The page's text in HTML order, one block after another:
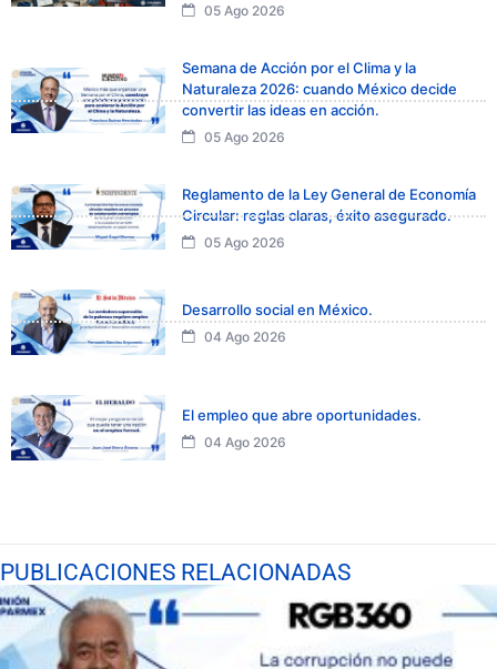
05 Ago 2026
Semana de Acción por el Clima y la
Naturaleza 2026: cuando México decide
convertir las ideas en acción.
05 Ago 2026
Reglamento de la Ley General de Economía
Circular: reglas claras, éxito asegurado.
05 Ago 2026
Desarrollo social en México.
04 Ago 2026
El empleo que abre oportunidades.
04 Ago 2026
PUBLICACIONES RELACIONADAS